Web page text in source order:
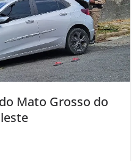
Mato Grosso do